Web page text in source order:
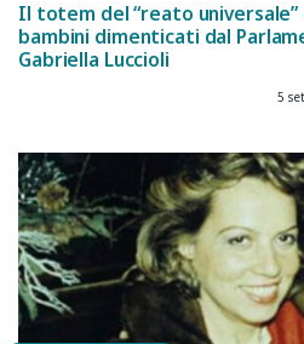
Il totem del “reato universale”
bambini dimenticati dal
Gabriella Luccioli
5